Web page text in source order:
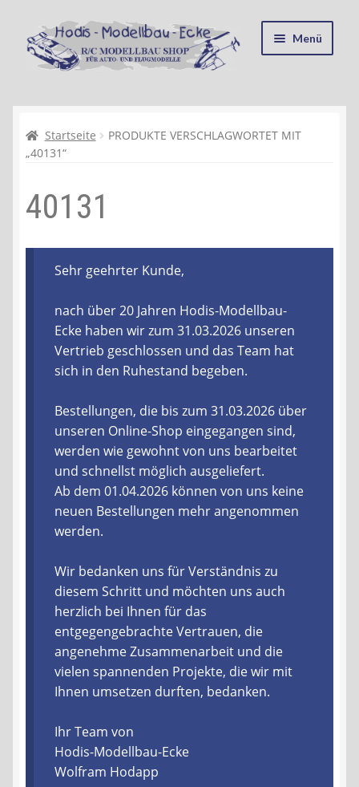
Zur
Navigation
springen
Zum
Inhalt
springen
Menü
Kasse
Recycling, Entsorgung und Umwelt
Shop
Warenkorb
Ablauf einer Bestellung
Zahlungsarten
Lieferzeit & Verfügbarkeit
Gutschein
Batterien- und Akku Verordnung
Elektro- und Elektronikgeräte Verordnung
Öle- und Schmierstoff Verordnung
Vereine & Foren
Kontakt
Startseite
PRODUKTE VERSCHLAGWORTET MIT
„40131“
40131
Sehr geehrter Kunde,
nach über 20 Jahren Hodis-Modellbau-
Ecke haben wir zum 31.03.2026 unseren
Vertrieb geschlossen und das Team hat
sich in den Ruhestand begeben.
Bestellungen, die bis zum 31.03.2026 über
unseren Online-Shop eingegangen sind,
werden wie gewohnt von uns bearbeitet
und schnellst möglich ausgeliefert.
Ab dem 01.04.2026 können von uns keine
neuen Bestellungen mehr angenommen
werden.
Wir bedanken uns für Verständnis zu
diesem Schritt und möchten uns auch
herzlich bei Ihnen für das
entgegengebrachte Vertrauen, die
angenehme Zusammenarbeit und die
vielen spannenden Projekte, die wir mit
Ihnen umsetzen durften, bedanken.
Ihr Team von
Hodis-Modellbau-Ecke
Wolfram Hodapp